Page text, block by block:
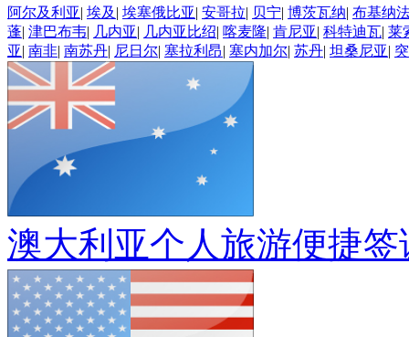
阿尔及利亚| 埃及 | 埃塞俄比亚| 安哥拉| 贝宁| 博茨瓦纳| 布基纳
蓬| 津巴布韦| 几内亚| 几内亚比绍| 喀麦隆| 肯尼亚| 科特迪瓦| 莱
亚| 南非| 南苏丹| 尼日尔| 塞拉利昂| 塞内加尔| 苏丹| 坦桑尼亚|
澳大利亚个人旅游便捷